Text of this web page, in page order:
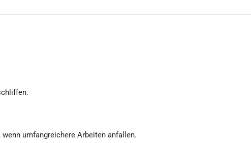
umfangreichere Arbeiten anfallen.